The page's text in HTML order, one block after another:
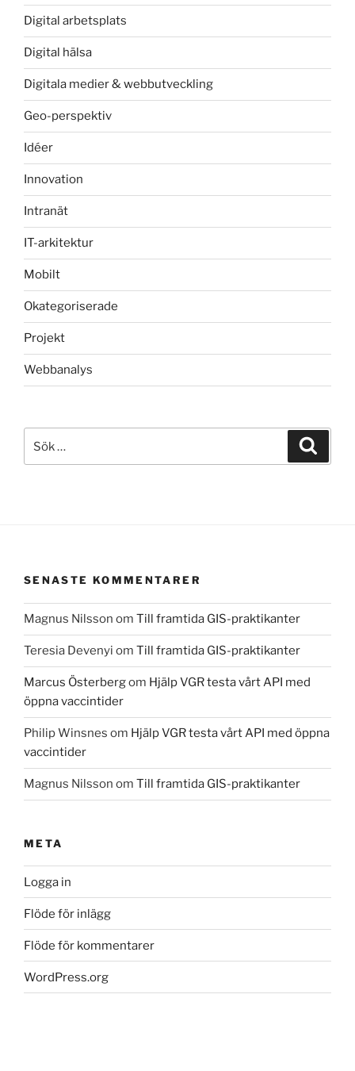
Digital arbetsplats
Digital hälsa
Digitala medier & webbutveckling
Geo-perspektiv
Idéer
Innovation
Intranät
IT-arkitektur
Mobilt
Okategoriserade
Projekt
Webbanalys
efter:
SENASTE KOMMENTARER
Magnus Nilsson om Till framtida GIS-praktikanter
Teresia Devenyi om Till framtida GIS-praktikanter
Marcus Österbergom Hjälp VGR testa vårt API med
öppna vaccintider
Philip Winsnes om Hjälp VGR testa vårt API med öppna
vaccintider
Magnus Nilsson om Till framtida GIS-praktikanter
META
Logga in
Flöde för inlägg
Flöde för kommentarer
WordPress.org